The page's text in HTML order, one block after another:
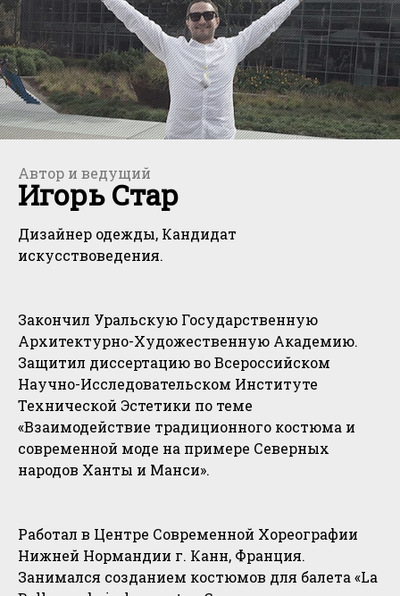
Автор и ведущий
Игорь Стар
Дизайнер одежды, Кандидат
искусствоведения.
Закончил Уральскую Государственную
Архитектурно-Художественную Академию.
Защитил диссертацию во Всероссийском
Научно-Исследовательском Институте
Технической Эстетики по теме
«Взаимодействие традиционного костюма и
современной моде на примере Северных
народов Ханты и Манси».
Работал в Центре Современной Хореографии
Нижней Нормандии г. Канн, Франция.
Занимался созданием костюмов для балета «La